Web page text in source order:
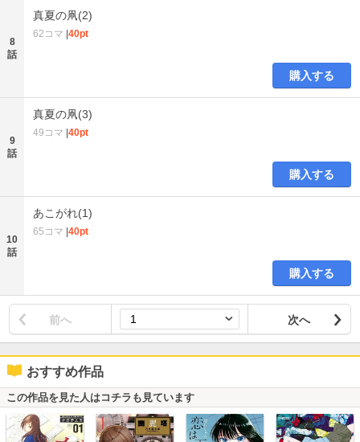
8
話
真夏の凧(2)
62コマ |40pt
購入する
9
話
真夏の凧(3)
49コマ |40pt
購入する
10
話
あこがれ(1)
65コマ |40pt
購入する
前へ 次へ
おすすめ作品
この作品を見た人はコチラも見ています